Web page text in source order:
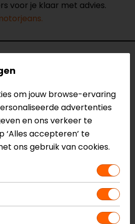
voor je klaar met advies.
MJDD4020/4021
John Doe
Licht Blauw
Niet aanritsbaar
AA
Luchtdoorlatend textiel
om jouw browse-ervaring
advertenties
en ons verkeer te
‘Alles accepteren’ te
ons gebruik van cookies.